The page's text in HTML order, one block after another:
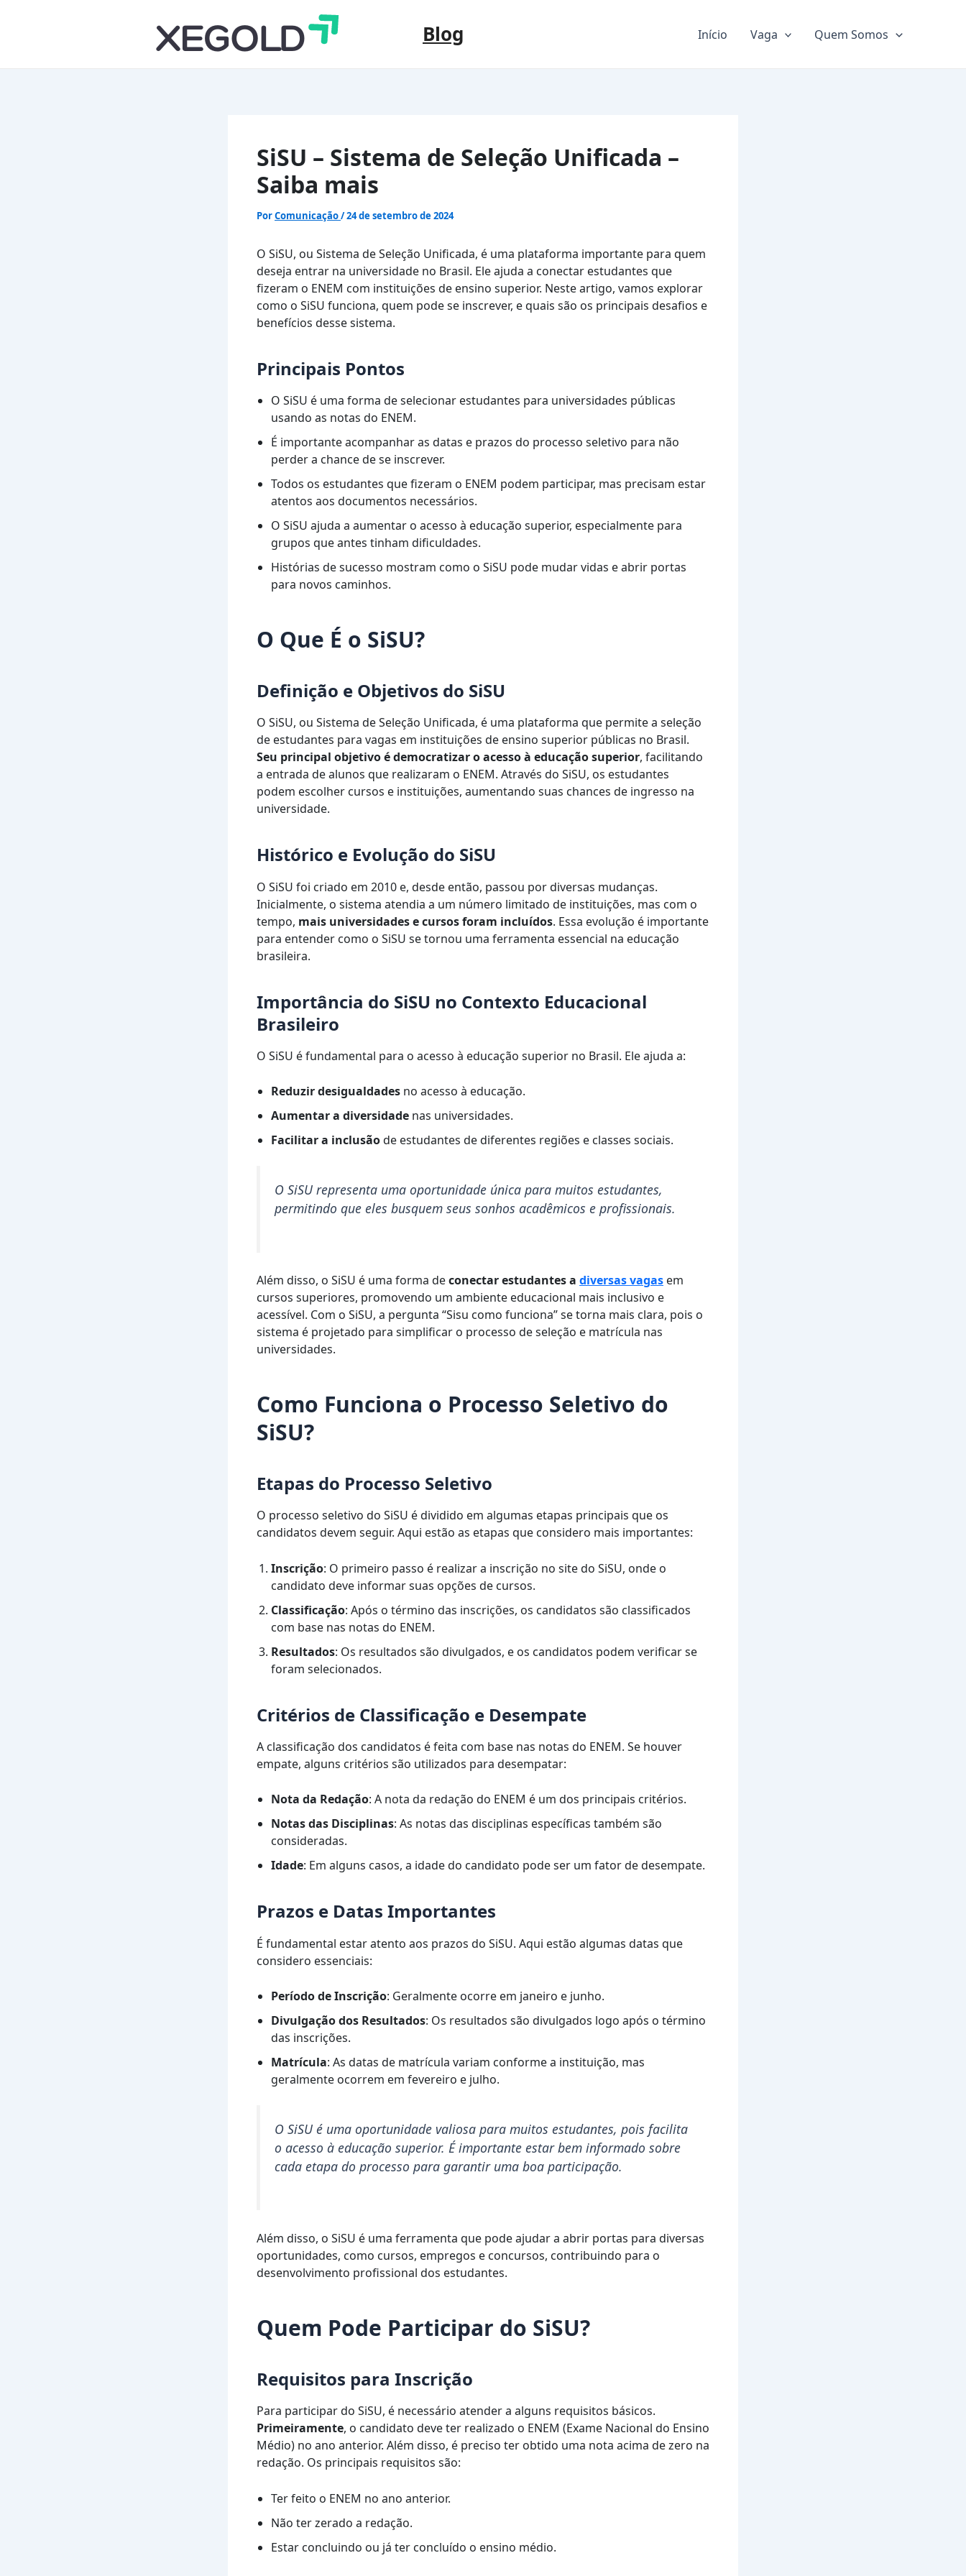
Blog Início Vaga Quem Somos
SiSU – Sistema de Seleção Unificada –
Saiba mais
PorComunicação/24 de setembro de 2024
O SiSU, ou Sistema de Seleção Unificada, é uma plataforma importante para quem
deseja entrar na universidade no Brasil. Ele ajuda a conectar estudantes que
fizeram o ENEM com instituições de ensino superior. Neste artigo, vamos explorar
como o SiSU funciona, quem pode se inscrever, e quais são os principais desafios e
benefícios desse sistema.
Principais Pontos
O SiSU é uma forma de selecionar estudantes para universidades públicas
usando as notas do ENEM.
É importante acompanhar as datas e prazos do processo seletivo para não
perder a chance de se inscrever.
Todos os estudantes que fizeram o ENEM podem participar, mas precisam estar
atentos aos documentos necessários.
O SiSU ajuda a aumentar o acesso à educação superior, especialmente para
grupos que antes tinham dificuldades.
Histórias de sucesso mostram como o SiSU pode mudar vidas e abrir portas
para novos caminhos.
O Que É o SiSU?
Definição e Objetivos do SiSU
O SiSU, ou Sistema de Seleção Unificada, é uma plataforma que permite a seleção
de estudantes para vagas em instituições de ensino superior públicas no Brasil.
Seu principal objetivo é democratizar o acesso à educação superior, facilitando
a entrada de alunos que realizaram o ENEM. Através do SiSU, os estudantes
podem escolher cursos e instituições, aumentando suas chances de ingresso na
universidade.
Histórico e Evolução do SiSU
O SiSU foi criado em 2010 e, desde então, passou por diversas mudanças.
Inicialmente, o sistema atendia a um número limitado de instituições, mas com o
tempo, mais universidades e cursos foram incluídos. Essa evolução é importante
para entender como o SiSU se tornou uma ferramenta essencial na educação
brasileira.
Importância do SiSU no Contexto Educacional
Brasileiro
O SiSU é fundamental para o acesso à educação superior no Brasil. Ele ajuda a:
Reduzir desigualdades no acesso à educação.
Aumentar a diversidade nas universidades.
Facilitar a inclusãode estudantes de diferentes regiões e classes sociais.
O SiSU representa uma oportunidade única para muitos estudantes,
permitindo que eles busquem seus sonhos acadêmicos e profissionais.
Além disso, o SiSU é uma forma deconectar estudantes a diversas vagas em
cursos superiores, promovendo um ambiente educacional mais inclusivo e
acessível. Com o SiSU, a pergunta “Sisu como funciona” se torna mais clara, pois o
sistema é projetado para simplificar o processo de seleção e matrícula nas
universidades.
Como Funciona o Processo Seletivo do
SiSU?
Etapas do Processo Seletivo
O processo seletivo do SiSU é dividido em algumas etapas principais que os
candidatos devem seguir. Aqui estão as etapas que considero mais importantes:
Inscrição: O primeiro passo é realizar a inscrição no site do SiSU, onde o
candidato deve informar suas opções de cursos.
Classificação: Após o término das inscrições, os candidatos são classificados
com base nas notas do ENEM.
Resultados: Os resultados são divulgados, e os candidatos podem verificar se
foram selecionados.
Critérios de Classificação e Desempate
A classificação dos candidatos é feita com base nas notas do ENEM. Se houver
empate, alguns critérios são utilizados para desempatar:
Nota da Redação: A nota da redação do ENEM é um dos principais critérios.
Notas das Disciplinas: As notas das disciplinas específicas também são
consideradas.
Idade: Em alguns casos, a idade do candidato pode ser um fator de desempate.
Prazos e Datas Importantes
É fundamental estar atento aos prazos do SiSU. Aqui estão algumas datas que
considero essenciais:
Período de Inscrição: Geralmente ocorre em janeiro e junho.
Divulgação dos Resultados: Os resultados são divulgados logo após o término
das inscrições.
Matrícula: As datas de matrícula variam conforme a instituição, mas
geralmente ocorrem em fevereiro e julho.
O SiSU é uma oportunidade valiosa para muitos estudantes, pois facilita
o acesso à educação superior. É importante estar bem informado sobre
cada etapa do processo para garantir uma boa participação.
Além disso, o SiSU é uma ferramenta que pode ajudar a abrir portas para diversas
oportunidades, como cursos, empregos e concursos, contribuindo para o
desenvolvimento profissional dos estudantes.
Quem Pode Participar do SiSU?
Requisitos para Inscrição
Para participar do SiSU, é necessário atender a alguns requisitos básicos.
Primeiramente, o candidato deve ter realizado o ENEM (Exame Nacional do Ensino
Médio) no ano anterior. Além disso, é preciso ter obtido uma nota acima de zero na
redação. Os principais requisitos são:
Ter feito o ENEM no ano anterior.
Não ter zerado a redação.
Estar concluindo ou já ter concluído o ensino médio.